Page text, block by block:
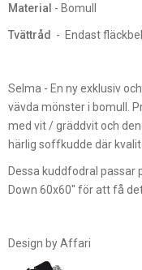
Material - Bomull
Tvättråd - Endast
Selma - En ny exklusiv
vävda mönster i bomull.
med vit / gräddvit och
härlig soffkudde där
Dessa kuddfodral passar
Down 60x60" för att få
Design by Affari